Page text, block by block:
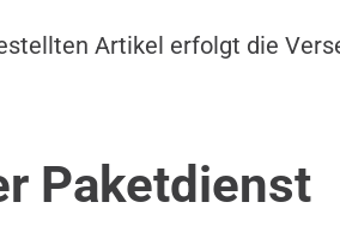
Artikel erfolgt die
Paketdienst